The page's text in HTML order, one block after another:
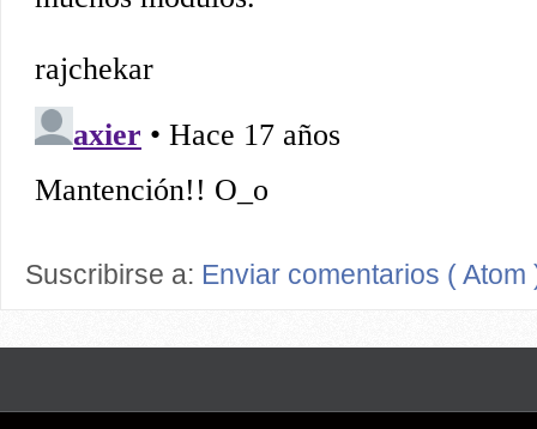
Suscribirse a: Enviar comentarios ( Atom